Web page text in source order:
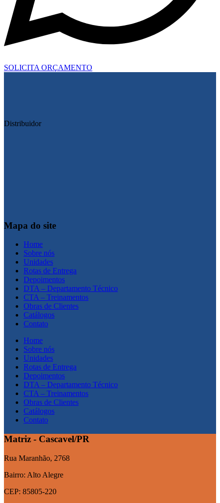
SOLICITA ORÇAMENTO
Distribuidor
Mapa do site
Home
Sobre nós
Unidades
Rotas de Entrega
Depoimentos
DTA – Departamento Técnico
CTA – Treinamentos
Obras de Clientes
Catálogos
Contato
Home
Sobre nós
Unidades
Rotas de Entrega
Depoimentos
DTA – Departamento Técnico
CTA – Treinamentos
Obras de Clientes
Catálogos
Contato
Matriz - Cascavel/PR
Rua Maranhão, 2768
Bairro: Alto Alegre
CEP: 85805-220